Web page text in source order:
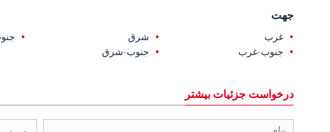
جهت
غرب شرق
جنوب-غرب
جنوب-شرق
درخواست جزئیات بیشتر